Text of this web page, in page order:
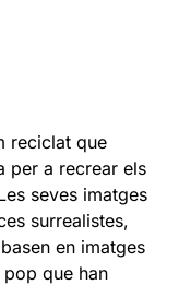
reciclat que
per a recrear els
seves imatges
surrealistes,
en imatges
que han